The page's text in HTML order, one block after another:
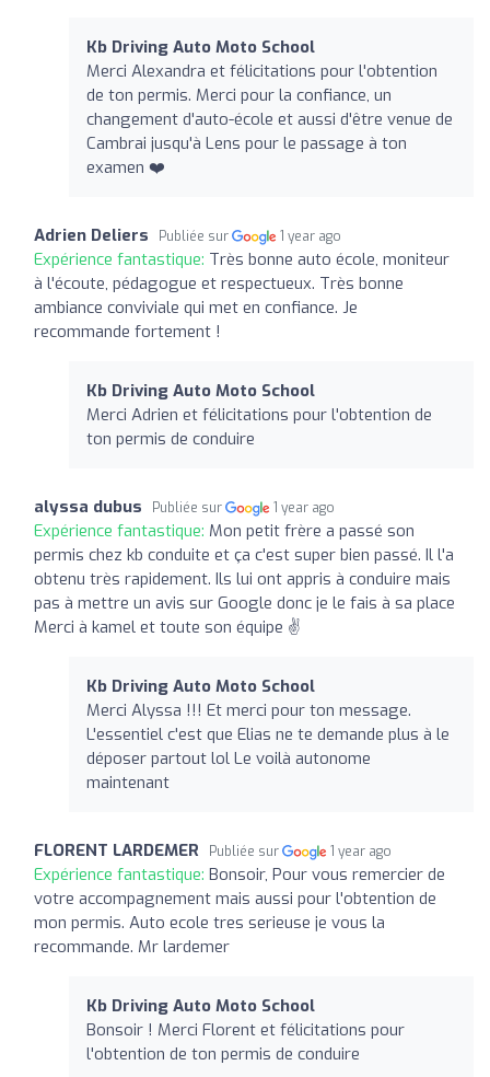
Kb Driving Auto Moto School
Merci Alexandra et félicitations pour l'obtention
de ton permis. Merci pour la confiance, un
changement d'auto-école et aussi d'être venue de
Cambrai jusqu'à Lens pour le passage à ton
examen ❤️
Adrien Deliers Publiée sur 1 year ago
Expérience fantastique: Très bonne auto école, moniteur
à l'écoute, pédagogue et respectueux. Très bonne
ambiance conviviale qui met en confiance. Je
recommande fortement !
Kb Driving Auto Moto School
Merci Adrien et félicitations pour l'obtention de
ton permis de conduire
alyssa dubus Publiée sur 1 year ago
Expérience fantastique: Mon petit frère a passé son
permis chez kb conduite et ça c'est super bien passé. Il l'a
obtenu très rapidement. Ils lui ont appris à conduire mais
pas à mettre un avis sur Google donc je le fais à sa place
Merci à kamel et toute son équipe ✌️
Kb Driving Auto Moto School
Merci Alyssa !!! Et merci pour ton message.
L'essentiel c'est que Elias ne te demande plus à le
déposer partout lol Le voilà autonome
maintenant
FLORENT LARDEMER Publiée sur 1 year ago
Expérience fantastique: Bonsoir, Pour vous remercier de
votre accompagnement mais aussi pour l'obtention de
mon permis. Auto ecole tres serieuse je vous la
recommande. Mr lardemer
Kb Driving Auto Moto School
Bonsoir ! Merci Florent et félicitations pour
l'obtention de ton permis de conduire